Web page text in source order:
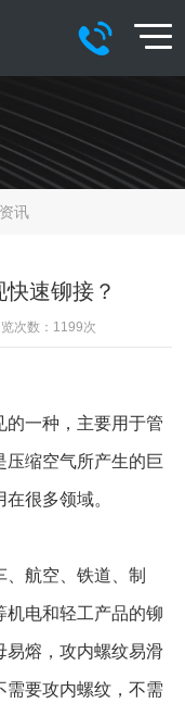
讯
速铆接？
次数： 1199次
的一种，主要用于管
压缩空气所产生的巨
很多领域。
航空、铁道、制
机电和轻工产品的铆
易熔，攻内螺纹易滑
需要攻内螺纹，不需